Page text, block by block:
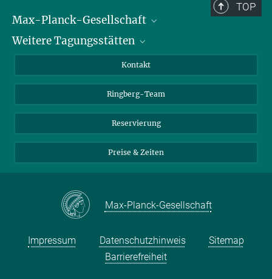
TOP
Max-Planck-Gesellschaft
Karriere bei der MPG
Weitere Tagungsstätten
Max-Planck-Haus Tübingen
Max-Planck-Haus Heidelberg
Kontakt
Ringberg-Team
Reservierung
Preise & Zeiten
Max-Planck-Gesellschaft
Impressum Datenschutzhinweis
Sitemap
Barrierefreiheit